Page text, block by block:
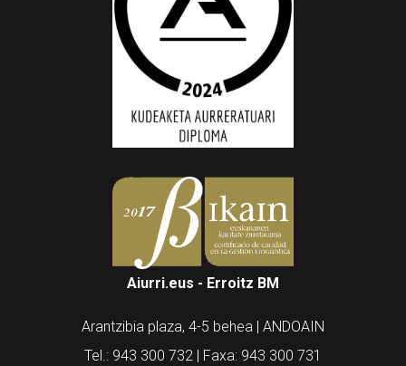
Aiurri.eus - Erroitz BM
Arantzibia plaza, 4-5 behea | ANDOAIN
Tel.: 943 300 732 | Faxa: 943 300 731